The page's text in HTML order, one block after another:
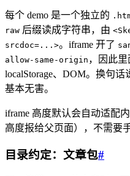
每个 demo 是一个独立的
raw 后缀读成字符串，由
srcdoc=...>。iframe 开了
allow-same-origin ，因此里
localStorage、DOM。换句
基本无害。
iframe 高度默认会自动适配
高度报给父页面），不需要
目录约定：文章包#